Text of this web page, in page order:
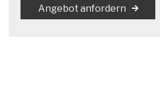
Angebot anfordern